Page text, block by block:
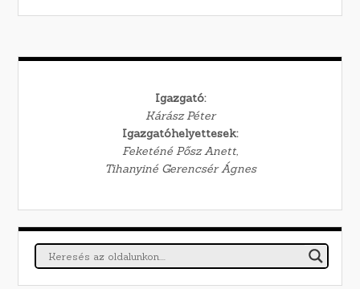
Igazgató:
Kárász Péter
Igazgatóhelyettesek:
Feketéné Pősz Anett,
Tihanyiné Gerencsér Ágnes